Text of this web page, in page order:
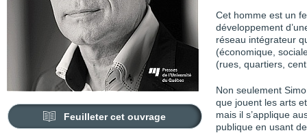
Feuilleter cet ouvrage
Cet homme est un
développement
réseau intégrateur
(économique,
(rues, quartiers,
Non seulement
que jouent les arts
mais il s’applique
publique en usant